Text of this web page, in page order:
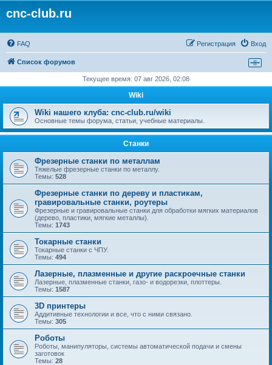
cnc-club.ru
FAQ Вход
Регистрация
Список форумов
Текущее время: 07 авг 2026, 02:08
Wiki
Wiki нашего клуба: cnc-club.ru/wiki
Основные темы форума, статьи, учебные материалы.
Станки
Фрезерные станки по металлам
Тяжелые фрезерные станки по металлу.
Темы: 528
Фрезерные станки по дереву и пластикам,
гравировальные станки, роутеры
Фрезерные и гравировальные станки для обработки мягких материалов
(дерево, пластики, мягкие металлы).
Темы: 1743
Токарные станки
Токарные станки с ЧПУ.
Темы: 494
Лазерные, плазменные и другие раскроечные станки
Лазерные, плазменные станки, газо- и водорезки, плоттеры.
Темы: 1587
3D принтеры
Аддитивные технологии и все, что с ними связано.
Темы: 305
Роботы
Роботы, манипуляторы, системы автоматической подачи и смены
заготовок
Темы: 28